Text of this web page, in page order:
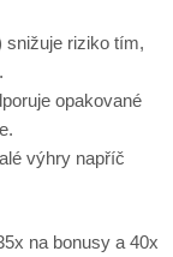
snižuje riziko tím,
opakované
výhry napříč
na bonusy a 40x